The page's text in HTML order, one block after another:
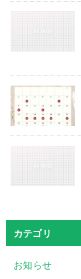
カテゴリ
お知らせ